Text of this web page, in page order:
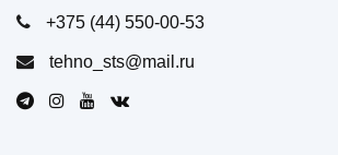
+375 (44) 550-00-53
tehno_sts@mail.ru